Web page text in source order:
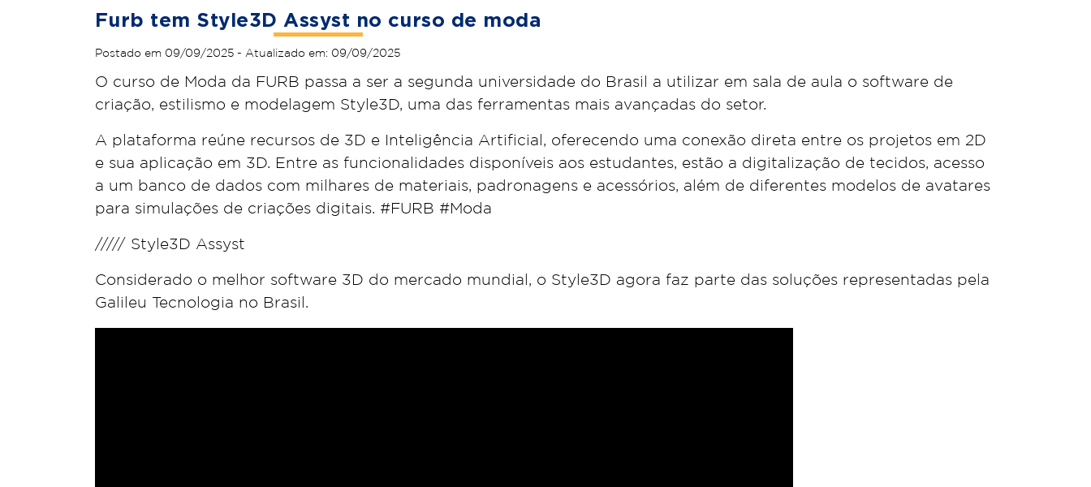
Furb tem Style3D Assyst no curso de moda
Postado em 09/09/2025 - Atualizado em: 09/09/2025
O curso de Moda da FURB passa a ser a segunda universidade do Brasil a utilizar em sala de aula o software de
criação, estilismo e modelagem Style3D, uma das ferramentas mais avançadas do setor.
A plataforma reúne recursos de 3D e Inteligência Artificial, oferecendo uma conexão direta entre os projetos em 2D
e sua aplicação em 3D. Entre as funcionalidades disponíveis aos estudantes, estão a digitalização de tecidos, acesso
a um banco de dados com milhares de materiais, padronagens e acessórios, além de diferentes modelos de avatares
para simulações de criações digitais. #FURB #Moda
///// Style3D Assyst
Considerado o melhor software 3D do mercado mundial, o Style3D agora faz parte das soluções representadas pela
Galileu Tecnologia no Brasil.